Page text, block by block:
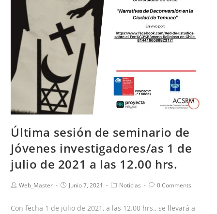
Última sesión de seminario de
Jóvenes investigadores/as 1 de
julio de 2021 a las 12.00 hrs.
Web_Master Junio 7, 2021 Noticias 0 Comments
Con fecha 1 de julio de 2021, a las 12.00 hrs., se llevará a